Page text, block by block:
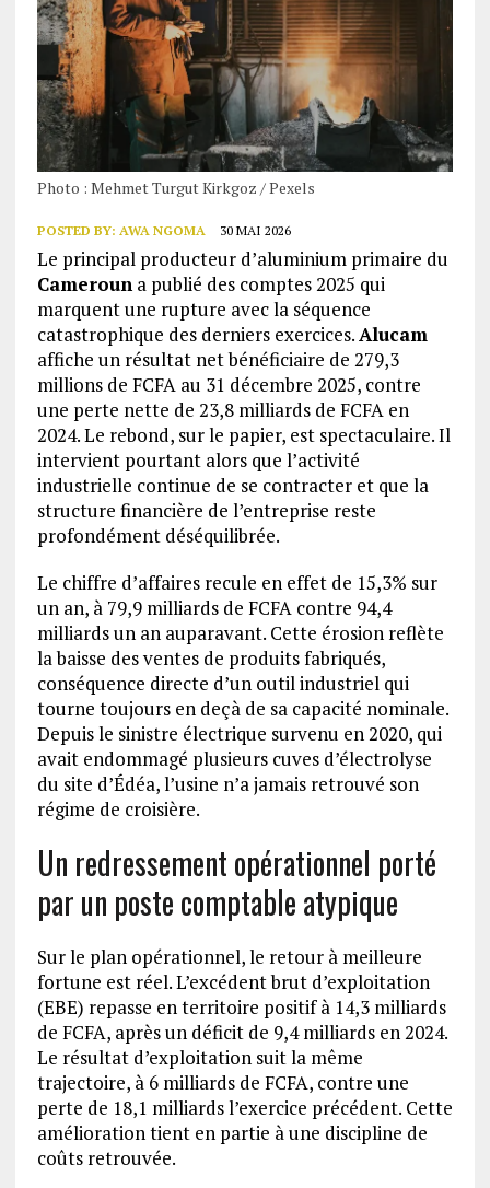
Photo : Mehmet Turgut Kirkgoz / Pexels
POSTED BY: AWA NGOMA 30 MAI 2026
Le principal producteur d’aluminium primaire du
Camerouna publié des comptes 2025 qui
marquent une rupture avec la séquence
catastrophique des derniers exercices.Alucam
affiche un résultat net bénéficiaire de 279,3
millions de FCFA au 31 décembre 2025, contre
une perte nette de 23,8 milliards de FCFA en
2024. Le rebond, sur le papier, est spectaculaire. Il
intervient pourtant alors que l’activité
industrielle continue de se contracter et que la
structure financière de l’entreprise reste
profondément déséquilibrée.
Le chiffre d’affaires recule en effet de 15,3% sur
un an, à 79,9 milliards de FCFA contre 94,4
milliards un an auparavant. Cette érosion reflète
la baisse des ventes de produits fabriqués,
conséquence directe d’un outil industriel qui
tourne toujours en deçà de sa capacité nominale.
Depuis le sinistre électrique survenu en 2020, qui
avait endommagé plusieurs cuves d’électrolyse
du site d’Édéa, l’usine n’a jamais retrouvé son
régime de croisière.
Un redressement opérationnel porté
par un poste comptable atypique
Sur le plan opérationnel, le retour à meilleure
fortune est réel. L’excédent brut d’exploitation
(EBE) repasse en territoire positif à 14,3 milliards
de FCFA, après un déficit de 9,4 milliards en 2024.
Le résultat d’exploitation suit la même
trajectoire, à 6 milliards de FCFA, contre une
perte de 18,1 milliards l’exercice précédent. Cette
amélioration tient en partie à une discipline de
coûts retrouvée.